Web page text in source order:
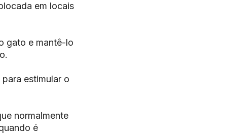
em locais
gato e mantê-lo
estimular o
normalmente
é